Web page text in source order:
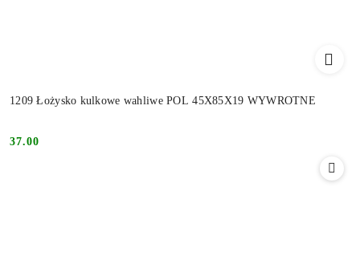
1209 Łożysko kulkowe wahliwe POL 45X85X19 WYWROTNE
37.00